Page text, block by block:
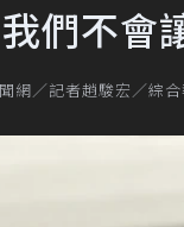
們不會
網／記者趙駿宏／綜